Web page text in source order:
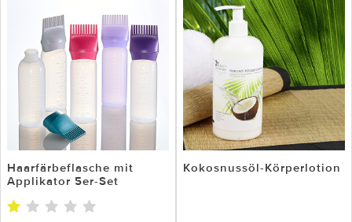
Haarfärbeflasche mit
Applikator 5er-Set
Kokosnussöl-Körperlotion